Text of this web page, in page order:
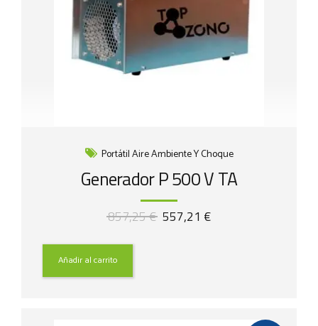
Portátil Aire Ambiente Y Choque
Generador P 500 V TA
857,25€ El
557,21 €El
Añadir al carrito